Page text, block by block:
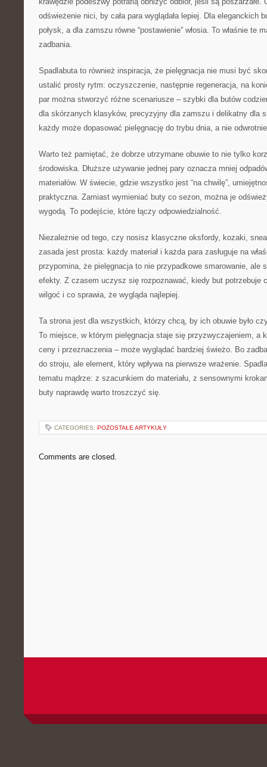
odświeżenie nici, by cała para wyglądała lepiej. Dla eleganckich
połysk, a dla zamszu równe “postawienie” włosia. To właśnie te
zadbania.
Spadlabuta to również inspiracja, że pielęgnacja nie musi być
ustalić prosty rytm: oczyszczenie, następnie regeneracja, na
par można stworzyć różne scenariusze – szybki dla butów
dla skórzanych klasyków, precyzyjny dla zamszu i delikatny dla
każdy może dopasować pielęgnację do trybu dnia, a nie
Warto też pamiętać, że dobrze utrzymane obuwie to nie tylko
środowiska. Dłuższe używanie jednej pary oznacza mniej
materiałów. W świecie, gdzie wszystko jest “na chwilę”,
praktyczna. Zamiast wymieniać buty co sezon, można je
wygodą. To podejście, które łączy odpowiedzialność.
Niezależnie od tego, czy nosisz klasyczne oksfordy, kozaki,
zasada jest prosta: każdy materiał i każda para zasługuje na
przypomina, że pielęgnacja to nie przypadkowe smarowanie, ale
efekty. Z czasem uczysz się rozpoznawać, kiedy but potrzebuje
wilgoć i co sprawia, że wygląda najlepiej.
Ta strona jest dla wszystkich, którzy chcą, by ich obuwie było
To miejsce, w którym pielęgnacja staje się przyzwyczajeniem, a
ceny i przeznaczenia – może wyglądać bardziej świeżo. Bo
do stroju, ale element, który wpływa na pierwsze wrażenie.
tematu mądrze: z szacunkiem do materiału, z sensownymi
buty naprawdę warto troszczyć się.
CATEGORIES: POZOSTAŁE ARTYKUŁY
Comments are closed.